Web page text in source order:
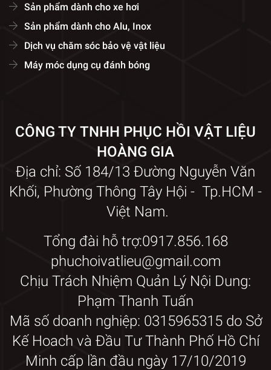
Sản phẩm dành cho xe hơi
Sản phẩm dành cho Alu, Inox
Dịch vụ chăm sóc bảo vệ vật liệu
Máy móc dụng cụ đánh bóng
CÔNG TY TNHH PHỤC HỒI VẬT LIỆU
HOÀNG GIA
Địa chỉ: Số 184/13 Đường Nguyễn Văn
Khối, Phường Thông Tây Hội - Tp.HCM -
Việt Nam.
Tổng đài hỗ trợ:0917.856.168
phuchoivatlieu@gmail.com
Chịu Trách Nhiệm Quản Lý Nội Dung:
Phạm Thanh Tuấn
Mã số doanh nghiệp: 0315965315 do Sở
Kế Hoach và Đầu Tư Thành Phố Hồ Chí
Minh cấp lần đầu ngày 17/10/2019